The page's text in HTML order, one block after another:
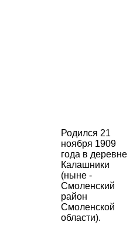
Родился 21
ноября 1909
года в деревне
Калашники
(ныне -
Смоленский
район
Смоленской
области).